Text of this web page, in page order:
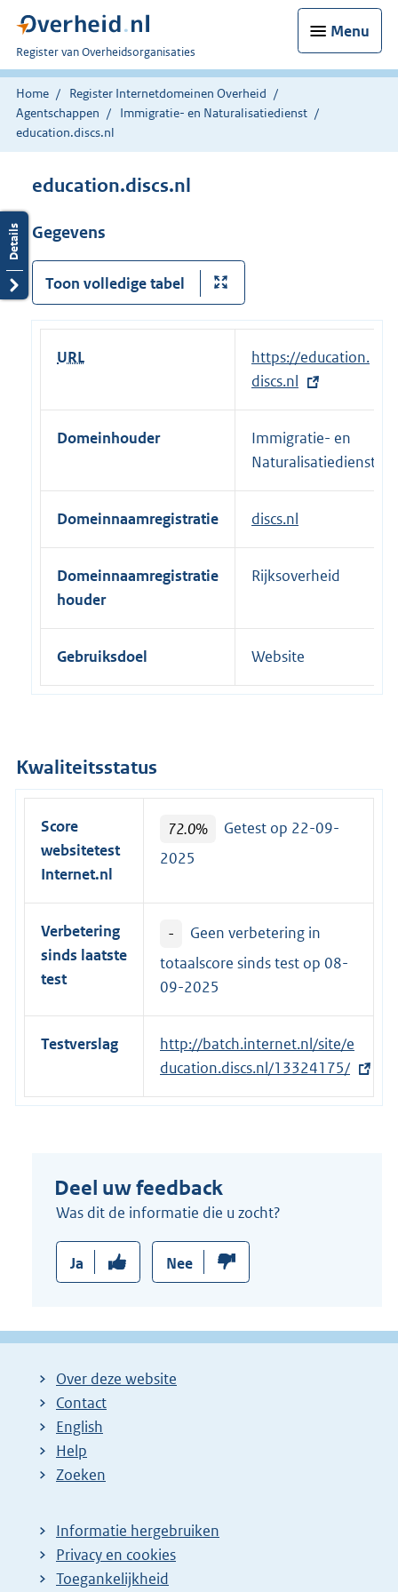
Menu
U
bent
nu
hier:
Register van Overheidsorganisaties
Home
Register Internetdomeinen Overheid
Agentschappen
Immigratie- en Naturalisatiedienst
education.discs.nl
education.discs.nl
Gegevens
Toon volledige tabel
URL
E
x
t
e
r
l
i
n
https://education.
discs.nl
Domeinhouder
Immigratie- en
Naturalisatiedienst
Domeinnaamregistratie discs.nl
Domeinnaamregistratie
houder
Rijksoverheid
Gebruiksdoel Website
Kwaliteitsstatus
Score
websitetest
Internet.nl
72.0%
Getest op 22-09-
2025
Verbetering
sinds laatste
test
-
Geen verbetering in
totaalscore sinds test op 08-
09-2025
Testverslag
E
x
t
e
l
n
k
http://batch.internet.nl/site/e
ducation.discs.nl/13324175/
Deel uw feedback
Was dit de informatie die u zocht?
Ja Nee
Over deze website
Contact
English
Help
Zoeken
Informatie hergebruiken
Privacy en cookies
Toegankelijkheid